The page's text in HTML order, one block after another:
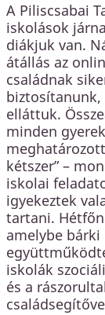
A Piliscsabai
iskolások
diákjuk van.
átállás az
családnak
biztosítanunk,
elláttuk.
minden
kétszer” –
iskolai
igyekeztek
tartani.
amelybe
iskolák
és a